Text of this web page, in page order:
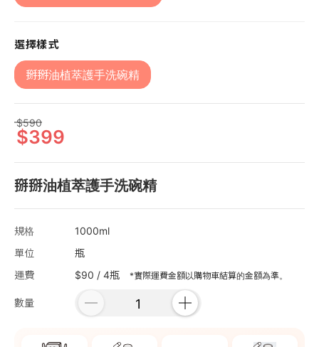
選擇樣式
掰掰油植萃護手洗碗精
590
399
掰掰油植萃護手洗碗精
規格
1000ml
單位
瓶
運費
$90 / 4瓶 *實際運費金額以購物車結算的金額為準。
數量